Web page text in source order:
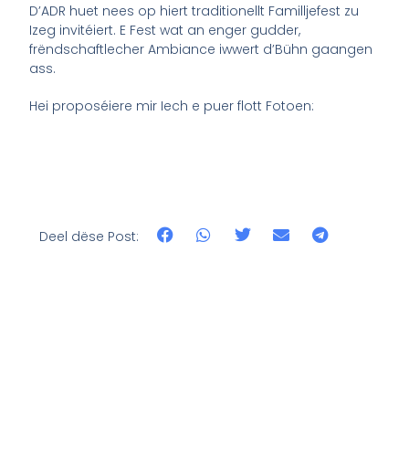
D’ADR huet nees op hiert traditionellt Familljefest zu
Izeg invitéiert. E Fest wat an enger gudder,
frëndschaftlecher Ambiance iwwert d’Bühn gaangen
ass.
Hei proposéiere mir Iech e puer flott Fotoen:
Deel dëse Post: